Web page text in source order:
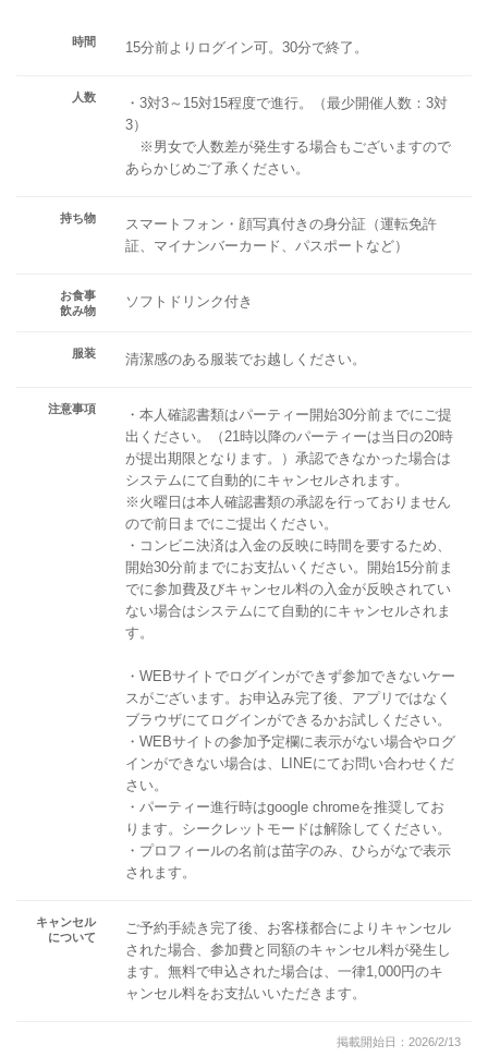
時間 15分前よりログイン可。30分で終了。
人数
・3対3～15対15程度で進行。（最少開催人数：3対
3）
※男女で人数差が発生する場合もございますので
あらかじめご了承ください。
持ち物
スマートフォン・顔写真付きの身分証（運転免許
証、マイナンバーカード、パスポートなど）
お食事
飲み物
ソフトドリンク付き
服装 清潔感のある服装でお越しください。
注意事項
・本人確認書類はパーティー開始30分前までにご提
出ください。（21時以降のパーティーは当日の20時
が提出期限となります。）承認できなかった場合は
システムにて自動的にキャンセルされます。
※火曜日は本人確認書類の承認を行っておりません
ので前日までにご提出ください。
・コンビニ決済は入金の反映に時間を要するため、
開始30分前までにお支払いください。開始15分前ま
でに参加費及びキャンセル料の入金が反映されてい
ない場合はシステムにて自動的にキャンセルされま
す。
・WEBサイトでログインができず参加できないケー
スがございます。お申込み完了後、アプリではなく
ブラウザにてログインができるかお試しください。
・WEBサイトの参加予定欄に表示がない場合やログ
インができない場合は、LINEにてお問い合わせくだ
さい。
・パーティー進行時はgoogle chromeを推奨してお
ります。シークレットモードは解除してください。
・プロフィールの名前は苗字のみ、ひらがなで表示
されます。
キャンセル
について
ご予約手続き完了後、お客様都合によりキャンセル
された場合、参加費と同額のキャンセル料が発生し
ます。無料で申込された場合は、一律1,000円のキ
ャンセル料をお支払いいただきます。
掲載開始日：2026/2/13